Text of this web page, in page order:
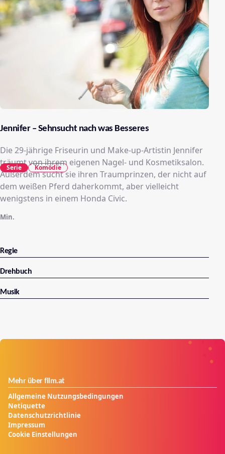
Jennifer – Sehnsucht nach was Besseres
Die 29-jährige Friseurin und Make-up-Artistin Jennifer
träumt von ihrem eigenen Nagel- und Kosmetiksalon.
Außerdem sucht sie ihren Traumprinzen, der nicht auf
dem weißen Pferd daherkommt, aber vielleicht
wenigstens in einem Honda Civic.
Min.
Serie Komödie
Regie
Drehbuch
Musik
Mehr über film.at
Allgemeine Nutzungsbedingungen
Netiquette
Datenschutzrichtlinie
Impressum
Cookie Einstellungen